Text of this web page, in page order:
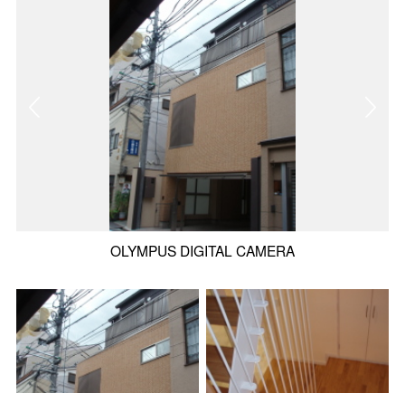
OLYMPUS DIGITAL CAMERA